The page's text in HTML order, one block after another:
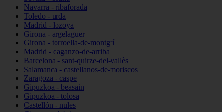
Navarra - ribaforada
Toledo - urda
Madrid - lozoya
Girona - argelaguer
Girona - torroella-de-montgrí
Madrid - daganzo-de-arriba
Barcelona - sant-quirze-del-vallès
Salamanca - castellanos-de-moriscos
Zaragoza - caspe
Gipuzkoa - beasain
Gipuzkoa - tolosa
Castellón - nules